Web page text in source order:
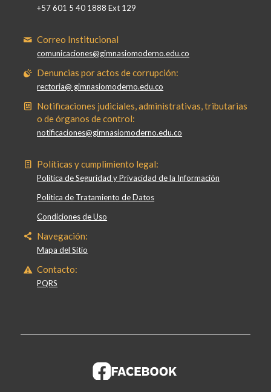
+57 601 5 40 1888 Ext 129
Correo Institucional
comunicaciones@gimnasiomoderno.edu.co
Denuncias por actos de corrupción:
rectoria@ gimnasiomoderno.edu.co
Notificaciones judiciales, administrativas, tributarias
o de órganos de control:
notificaciones@gimnasiomoderno.edu.co
Políticas y cumplimiento legal:
Política de Seguridad y Privacidad de la Información
Política de Tratamiento de Datos
Condiciones de Uso
Navegación:
Mapa del Sitio
Contacto:
PQRS